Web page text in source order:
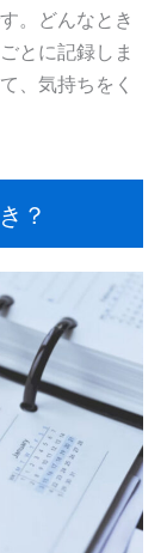
。どんなとき
とに記録しま
、気持ちをく
？